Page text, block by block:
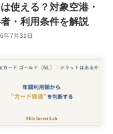
使える？対象空港・
者・利用条件を解説
年7月31日